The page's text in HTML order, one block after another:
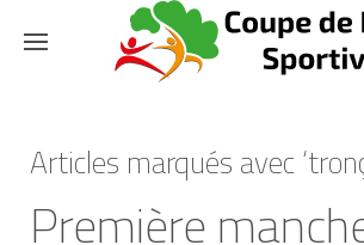
Articles marqués avec
Première